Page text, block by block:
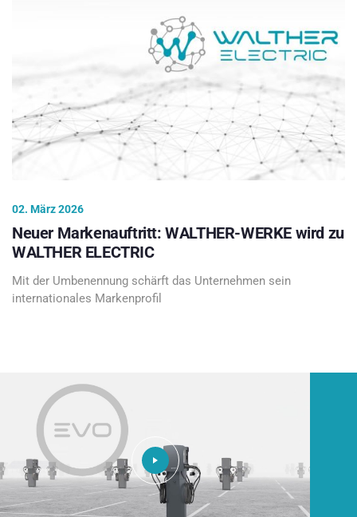
02. März 2026
Neuer Markenauftritt: WALTHER-WERKE wird zu
WALTHER ELECTRIC
Mit der Umbenennung schärft das Unternehmen sein
internationales Markenprofil